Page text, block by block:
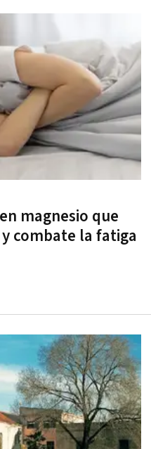
magnesio que
combate la fatiga